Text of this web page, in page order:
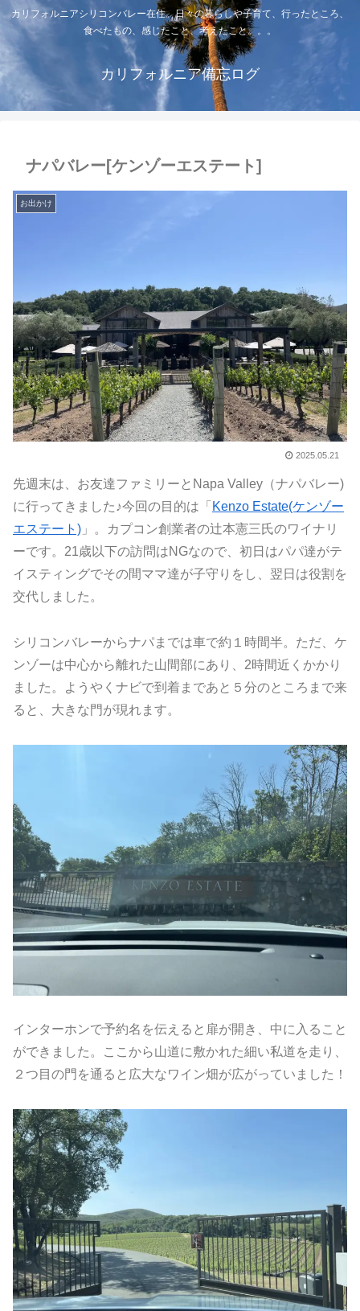
カリフォルニアシリコンバレー在住。日々の暮らしや子育て、行ったところ、
食べたもの、感じたこと、考えたこと。。。
カリフォルニア備忘ログ
ナパバレー[ケンゾーエステート]
お出かけ
2025.05.21
先週末は、お友達ファミリーとNapa Valley（ナパバレー)
に行ってきました♪今回の目的は「 Kenzo Estate(ケンゾー
エステート) 」。カプコン創業者の辻本憲三氏のワイナリ
ーです。21歳以下の訪問はNGなので、初日はパパ達がテ
イスティングでその間ママ達が子守りをし、翌日は役割を
交代しました。
シリコンバレーからナパまでは車で約１時間半。ただ、ケ
ンゾーは中心から離れた山間部にあり、2時間近くかかり
ました。ようやくナビで到着まであと５分のところまで来
ると、大きな門が現れます。
インターホンで予約名を伝えると扉が開き、中に入ること
ができました。ここから山道に敷かれた細い私道を走り、
２つ目の門を通ると広大なワイン畑が広がっていました！